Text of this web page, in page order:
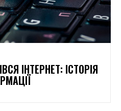
ІНТЕРНЕТ: ІСТОРІЯ